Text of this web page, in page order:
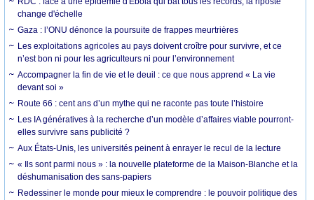
change d'échelle
Gaza : l’ONU dénonce la poursuite de frappes meurtrières
Les exploitations agricoles au pays doivent croître pour survivre, et ce
n’est bon ni pour les agriculteurs ni pour l’environnement
Accompagner la fin de vie et le deuil : ce que nous apprend « La vie
devant soi »
Route 66 : cent ans d’un mythe qui ne raconte pas toute l’histoire
Les IA génératives à la recherche d’un modèle d’affaires viable pourront-
elles survivre sans publicité ?
Aux États-Unis, les universités peinent à enrayer le recul de la lecture
« Ils sont parmi nous » : la nouvelle plateforme de la Maison-Blanche et la
déshumanisation des sans-papiers
Redessiner le monde pour mieux le comprendre : le pouvoir politique des